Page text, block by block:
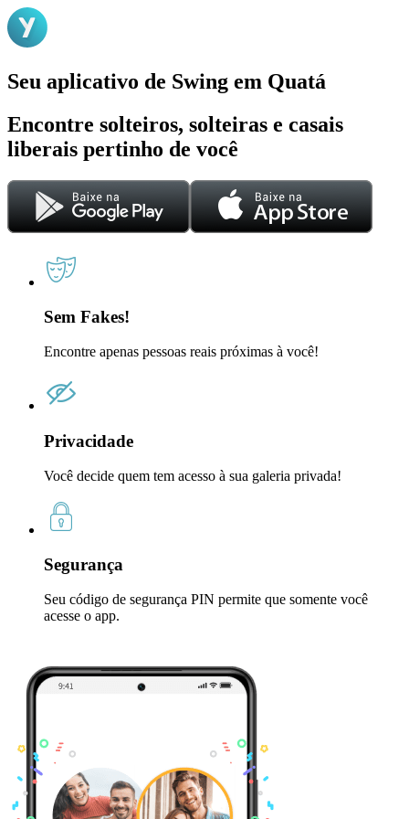
Seu aplicativo de Swing em Quatá
Encontre solteiros, solteiras e casais
liberais pertinho de você
Sem Fakes!
Encontre apenas pessoas reais próximas à você!
Privacidade
Você decide quem tem acesso à sua galeria privada!
Segurança
Seu código de segurança PIN permite que somente você
acesse o app.